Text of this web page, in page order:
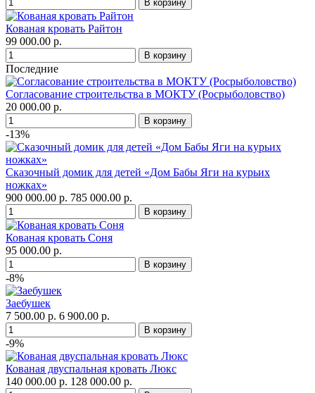
Кованая кровать Райтон
99 000.00 р.
Последние
Согласование строительства в МОКТУ (Росрыболовство)
20 000.00 р.
-13%
Сказочный домик для детей «Дом Бабы Яги на курьих
ножках»
900 000.00 р. 785 000.00 р.
Кованая кровать Соня
95 000.00 р.
-8%
Заебушек
7 500.00 р. 6 900.00 р.
-9%
Кованая двуспальная кровать Люкс
140 000.00 р. 128 000.00 р.